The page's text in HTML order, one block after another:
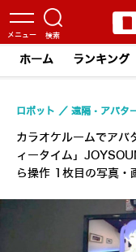
ホーム ランキング
カラオケルームでアバ
ィータイム」
ら操作 1枚目の写真・
ロボット 遠隔・アバタ